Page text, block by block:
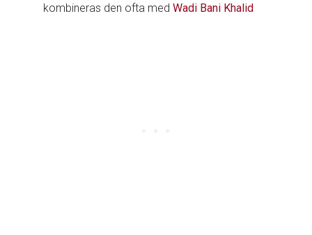
kombineras den ofta medWadi Bani Khalid